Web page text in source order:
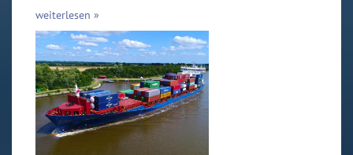
weiterlesen »